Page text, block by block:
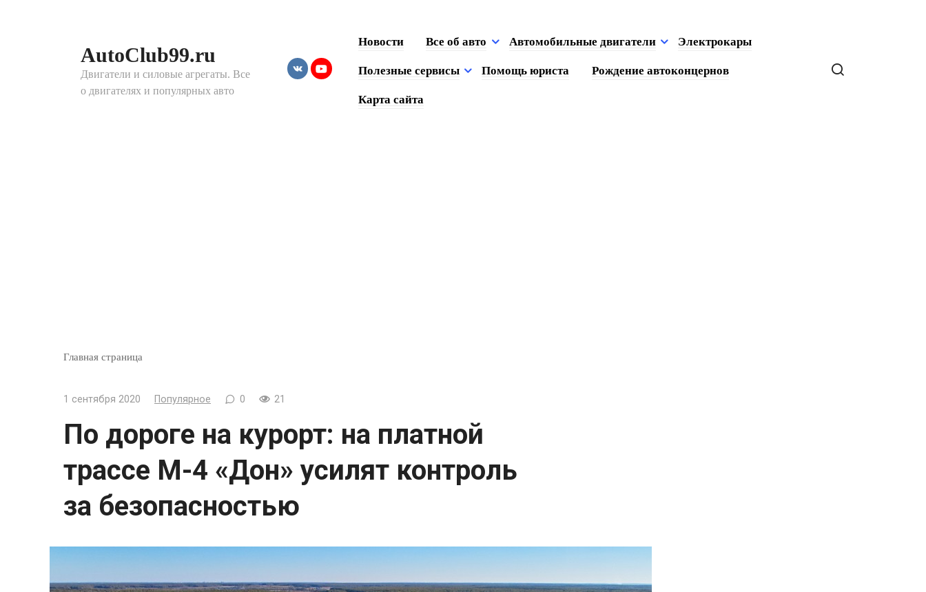
AutoClub99.ru
Двигатели и силовые агрегаты. Все
о двигателях и популярных авто
Новости Все об авто Автомобильные двигатели Электрокары
Полезные сервисы Помощь юриста Рождение автоконцернов
Карта сайта
Главная страница
1 сентября 2020 Популярное 0 21
По дороге на курорт: на платной
трассе М-4 «Дон» усилят контроль
за безопасностью